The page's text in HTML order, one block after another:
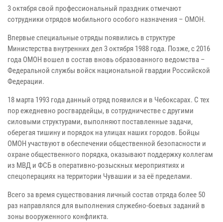
3 октября свой профессиональный праздник отмечают
сотрудники отрядов мобильного особого назначения – ОМОН.
Впервые специальные отряды появились в структуре
Министерства внутренних дел 3 октября 1988 года. Позже, с 2016
года ОМОН вошел в состав вновь образованного ведомства –
Федеральной службы войск национальной гвардии Российской
Федерации.
18 марта 1993 года данный отряд появился и в Чебоксарах. С тех
пор ежедневно росгвардейцы, в сотрудничестве с другими
силовыми структурами, выполняют поставленные задачи,
оберегая тишину и порядок на улицах наших городов. Бойцы
ОМОН участвуют в обеспечении общественной безопасности и
охране общественного порядка, оказывают поддержку коллегам
из МВД и ФСБ в оперативно-розыскных мероприятиях и
спецоперациях на территории Чувашии и за её пределами.
Всего за время существования личный состав отряда более 50
раз направлялся для выполнения служебно-боевых заданий в
зоны вооруженного конфликта.